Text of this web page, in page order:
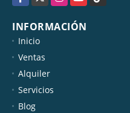
INFORMACIÓN
Inicio
Ventas
Alquiler
Servicios
Blog